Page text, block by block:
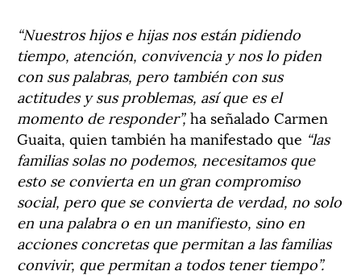
“Nuestros hijos e hijas nos están pidiendo
tiempo, atención, convivencia y nos lo piden
con sus palabras, pero también con sus
actitudes y sus problemas, así que es el
momento de responder”,ha señalado Carmen
Guaita, quien también ha manifestado que “las
familias solas no podemos, necesitamos que
esto se convierta en un gran compromiso
social, pero que se convierta de verdad, no solo
en una palabra o en un manifiesto, sino en
acciones concretas que permitan a las familias
convivir, que permitan a todos tener tiempo”.